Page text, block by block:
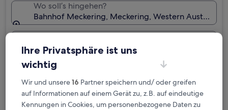
Wo soll’s hingehen?
Bahnhof Meckering, Meckering, Western Australia,
Daten
Mo., 24. Aug. - Di., 25. Aug.
Gäste
2 Reisende, 1 Zimmer
Ich reise geschäftlich
Ihre Privatsphäre ist uns
wichtig
Wir und unsere16 Partner speichern und/ oder greifen
auf Informationen auf einem Gerät zu, z.B. auf eindeutige
Kennungen in Cookies, um personenbezogene Daten zu